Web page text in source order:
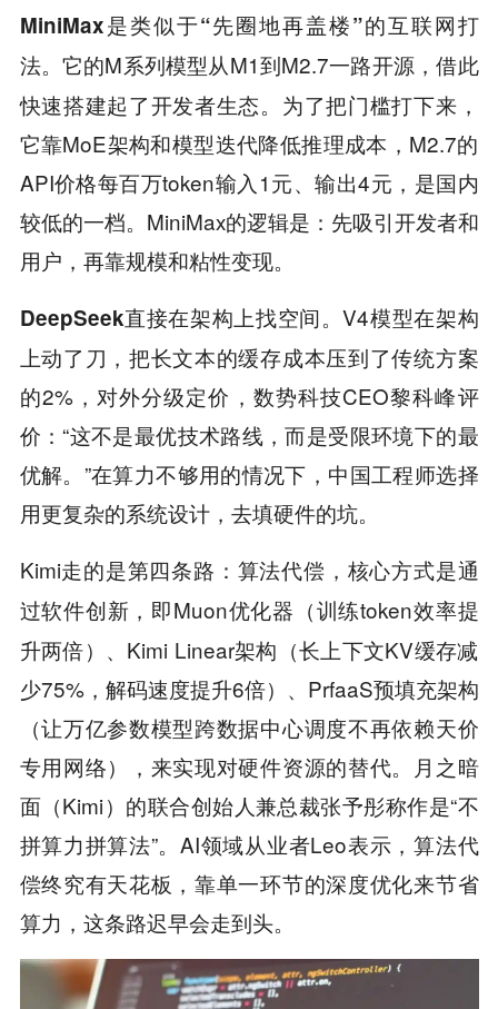
MiniMax是类似于“先圈地再盖楼”的互联网打
法。 它的M系列模型从M1到M2.7一路开源，借此
快速搭建起了开发者生态。为了把门槛打下来，
它靠MoE架构和模型迭代降低推理成本，M2.7的
API价格每百万token输入1元、输出4元，是国内
较低的一档。MiniMax的逻辑是：先吸引开发者和
用户，再靠规模和粘性变现。
DeepSeek直接在架构上找空间。V4模型在架构
上动了刀，把长文本的缓存成本压到了传统方案
的2%，对外分级定价，数势科技CEO黎科峰评
价：“这不是最优技术路线，而是受限环境下的最
优解。”在算力不够用的情况下，中国工程师选择
用更复杂的系统设计，去填硬件的坑。
Kimi走的是第四条路： 算法代偿，核心方式是通
过软件创新 ，即Muon优化器（训练token效率提
升两倍）、Kimi Linear架构（长上下文KV缓存减
少75%，解码速度提升6倍）、PrfaaS预填充架构
（让万亿参数模型跨数据中心调度不再依赖天价
专用网络），来实现对硬件资源的替代。月之暗
面（Kimi）的联合创始人兼总裁张予彤称作是“不
拼算力拼算法”。AI领域从业者Leo表示，算法代
偿终究有天花板，靠单一环节的深度优化来节省
算力，这条路迟早会走到头。